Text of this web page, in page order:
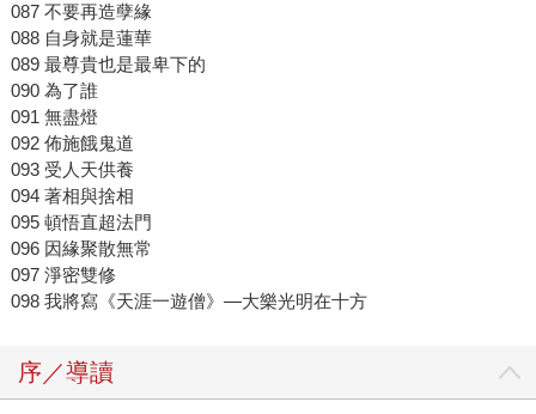
087 不要再造孽緣
088 自身就是蓮華
089 最尊貴也是最卑下的
090 為了誰
091 無盡燈
092 佈施餓鬼道
093 受人天供養
094 著相與捨相
095 頓悟直超法門
096 因緣聚散無常
097 淨密雙修
098 我將寫《天涯一遊僧》—大樂光明在十方
序／導讀